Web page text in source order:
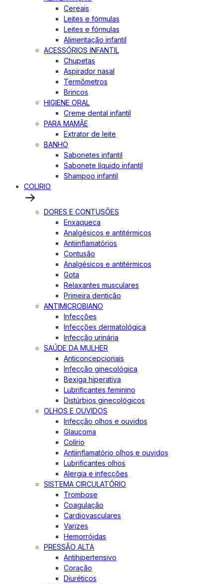
Cereais
Leites e fórmulas
Leites e fórmulas
Alimentação infantil
ACESSÓRIOS INFANTIL
Chupetas
Aspirador nasal
Termômetros
Brincos
HIGIENE ORAL
Creme dental infantil
PARA MAMÃE
Extrator de leite
BANHO
Sabonetes infantil
Sabonete líquido infantil
Shampoo infantil
COLIRIO
DORES E CONTUSÕES
Enxaqueca
Analgésicos e antitérmicos
Antiinflamatórios
Contusão
Analgésicos e antitérmicos
Gota
Relaxantes musculares
Primeira dentição
ANTIMICROBIANO
Infecções
Infecções dermatológica
Infecção urinária
SAÚDE DA MULHER
Anticoncepcionais
Infecção ginecológica
Bexiga hiperativa
Lubrificantes feminino
Distúrbios ginecológicos
OLHOS E OUVIDOS
Infecção olhos e ouvidos
Glaucoma
Colírio
Antiinflamatório olhos e ouvidos
Lubrificantes olhos
Alergia e infecções
SISTEMA CIRCULATÓRIO
Trombose
Coagulação
Cardiovasculares
Varizes
Hemorróidas
PRESSÃO ALTA
Antihipertensivo
Coração
Diuréticos